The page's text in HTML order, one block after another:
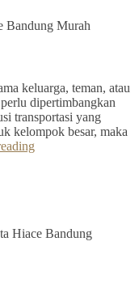
Bandung Murah
keluarga, teman, atau
dipertimbangkan
transportasi yang
kelompok besar, maka
Hiace Bandung